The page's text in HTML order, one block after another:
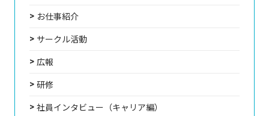
お仕事紹介
サークル活動
広報
研修
社員インタビュー（キャリア編）